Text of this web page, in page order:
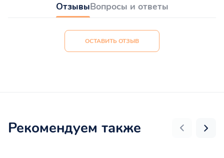
ОтзывыВопросы и ответы
ОСТАВИТЬ ОТЗЫВ
Рекомендуем также